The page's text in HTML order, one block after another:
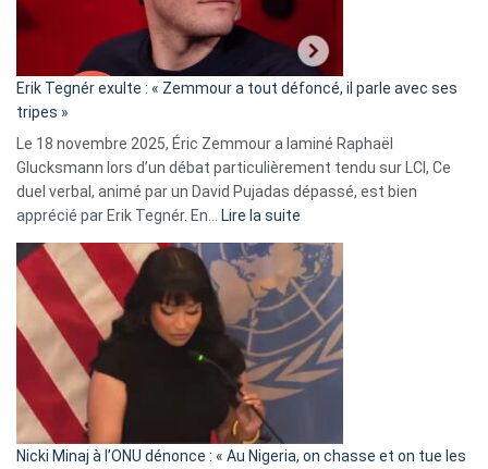
«
C’est
fake
news
»
Erik Tegnér exulte : « Zemmour a tout défoncé, il parle avec ses
tripes »
Le 18 novembre 2025, Éric Zemmour a laminé Raphaël
Glucksmann lors d’un débat particulièrement tendu sur LCI, Ce
duel verbal, animé par un David Pujadas dépassé, est bien
apprécié par Erik Tegnér. En… Lire la suite
Erik
Tegnér
exulte
:
« Zemmour
a
tout
parle
Nicki Minaj à l’ONU dénonce : « Au Nigeria, on chasse et on tue les